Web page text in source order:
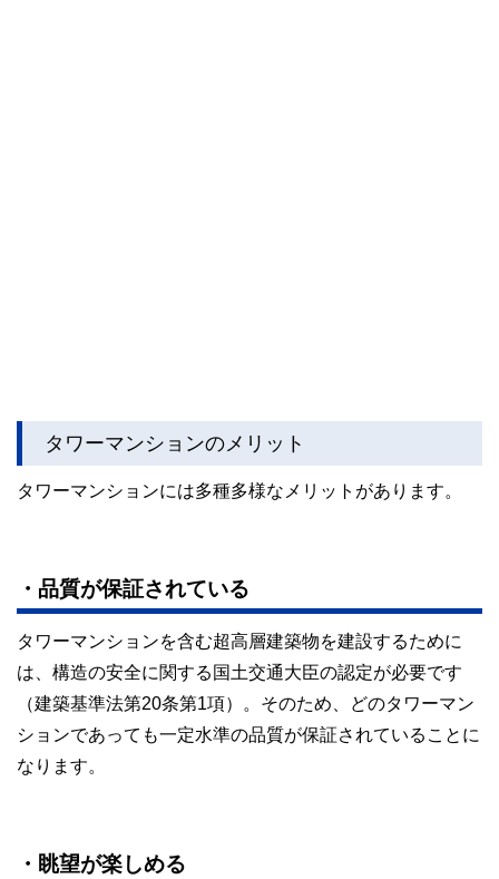
タワーマンションのメリット
タワーマンションには多種多様なメリットがあります。
・品質が保証されている
タワーマンションを含む超高層建築物を建設するために
は、構造の安全に関する国土交通大臣の認定が必要です
（建築基準法第20条第1項）。そのため、どのタワーマン
ションであっても一定水準の品質が保証されていることに
なります。
・眺望が楽しめる